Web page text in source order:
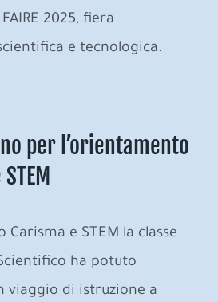
2025, fiera
e tecnologica.
per l’orientamento
e STEM la classe
ha potuto
viaggio di istruzione a